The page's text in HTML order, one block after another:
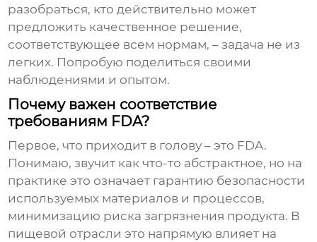
разобраться, кто действительно может
предложить качественное решение,
соответствующее всем нормам, – задача не из
легких. Попробую поделиться своими
наблюдениями и опытом.
Почему важен соответствие
требованиям FDA?
Первое, что приходит в голову – это FDA.
Понимаю, звучит как что-то абстрактное, но на
практике это означает гарантию безопасности
используемых материалов и процессов,
минимизацию риска загрязнения продукта. В
пищевой отрасли это напрямую влияет на